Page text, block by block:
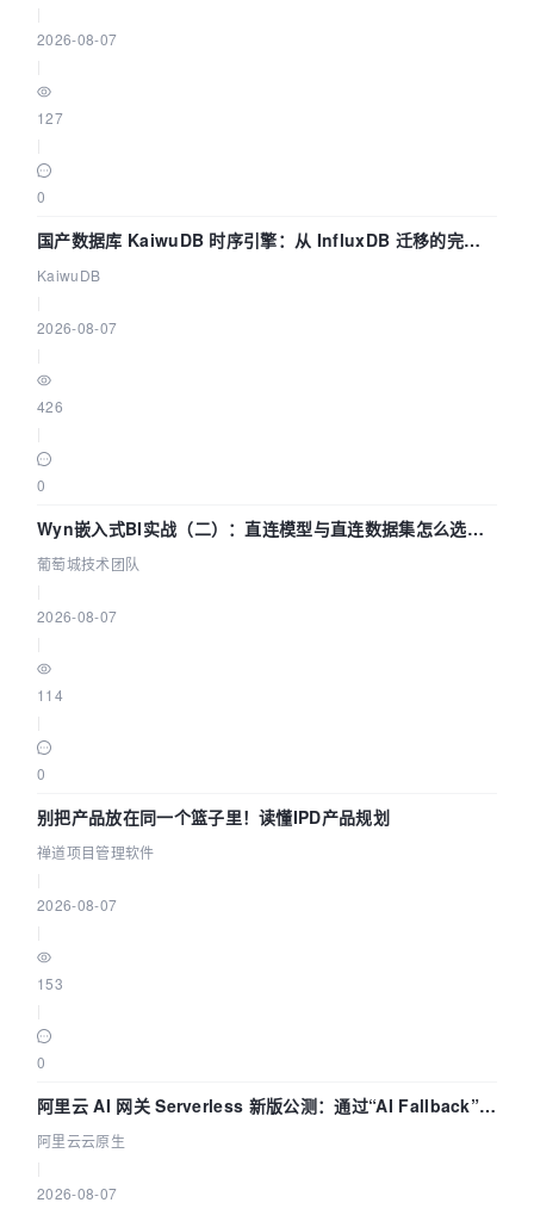
2026-08-07
127
0
国产数据库 KaiwuDB 时序引擎：从 InfluxDB 迁移的完整
技术路径
KaiwuDB
2026-08-07
426
0
Wyn嵌入式BI实战（二）：直连模型与直连数据集怎么选，
参数为什么不生效？| 葡萄城技术团队
葡萄城技术团队
2026-08-07
114
0
别把产品放在同一个篮子里！读懂IPD产品规划
禅道项目管理软件
2026-08-07
153
0
阿里云 AI 网关 Serverless 新版公测：通过“AI Fallback”与
拓扑可视化构建 AI 流量治理底座
阿里云云原生
2026-08-07